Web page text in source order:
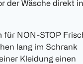
der Wäsche direkt in
für NON-STOP
lang im Schrank
Kleidung einen